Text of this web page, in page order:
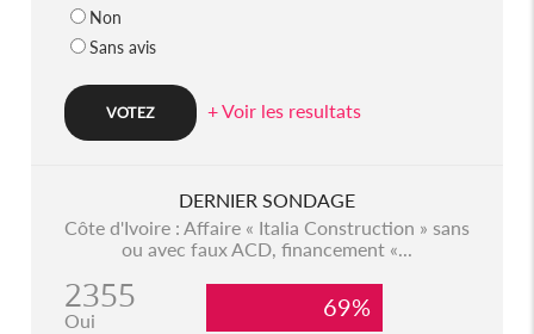
Non
Sans avis
+ Voir les resultats
DERNIER SONDAGE
Côte d'Ivoire : Affaire « Italia Construction » sans
ou avec faux ACD, financement «...
2355
Oui 69%